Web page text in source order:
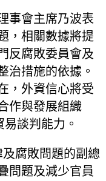
事會主席乃波表
，相關數據將提
反腐敗委員會及
治措施的依據。
，外資信心將受
作與發展組織
易談判能力。
腐敗問題的副總
問題及減少官員